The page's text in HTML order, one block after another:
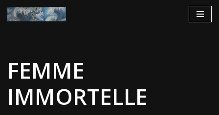
FEMME
IMMORTELLE